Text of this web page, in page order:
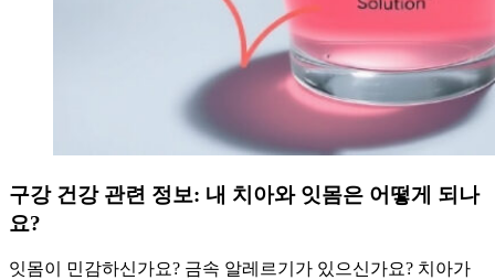
구강 건강 관련 정보: 내 치아와 잇몸은 어떻게 되나
요?
잇몸이 민감하신가요? 금속 알레르기가 있으신가요? 치아가